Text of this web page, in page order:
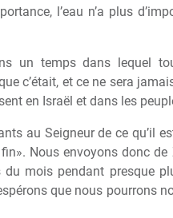
l’eau n’a plus
un temps dans lequel
c’était, et ce ne sera
en Israël et dans les
au Seigneur de ce qu’il
Nous envoyons donc
du mois pendant presque
que nous pourrons